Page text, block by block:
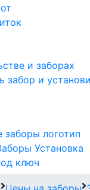
и заборах
забор и
Установка
ключ